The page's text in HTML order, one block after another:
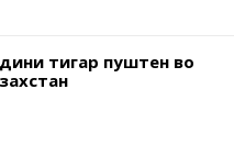
тигар пуштен во